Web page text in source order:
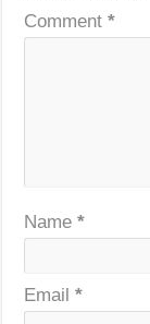
Comment*
Name*
Email*